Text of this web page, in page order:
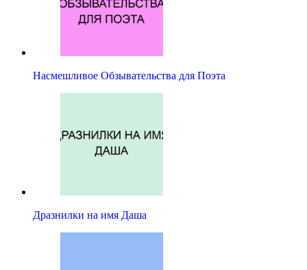
Насмешливое Обзывательства для Поэта
Дразнилки на имя Даша